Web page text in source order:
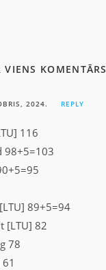
KOMENTĀRS
2024. REPLY
116
98+5=103
89+5=94
[LTU] 82
78